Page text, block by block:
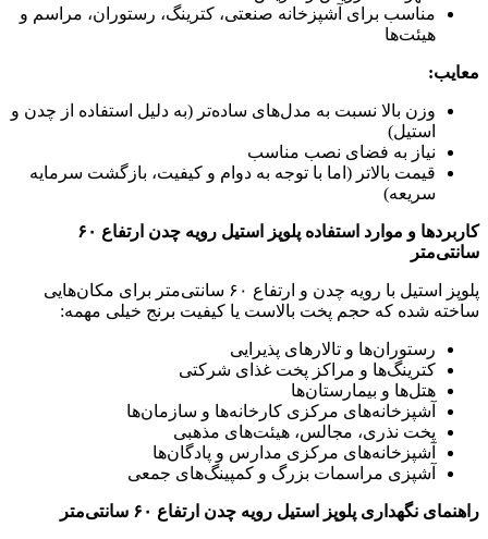
مناسب برای آشپزخانه صنعتی، کترینگ، رستوران، مراسم و
هیئت‌ها
معایب:
وزن بالا نسبت به مدل‌های ساده‌تر (به دلیل استفاده از چدن و
استیل)
نیاز به فضای نصب مناسب
قیمت بالاتر (اما با توجه به دوام و کیفیت، بازگشت سرمایه
سریعه)
کاربردها و موارد استفاده پلوپز استیل رویه چدن ارتفاع ۶۰
سانتی‌متر
پلوپز استیل با رویه چدن و ارتفاع ۶۰ سانتی‌متر برای مکان‌هایی
ساخته شده که حجم پخت بالاست یا کیفیت برنج خیلی مهمه:
رستوران‌ها و تالارهای پذیرایی
کترینگ‌ها و مراکز پخت غذای شرکتی
هتل‌ها و بیمارستان‌ها
آشپزخانه‌های مرکزی کارخانه‌ها و سازمان‌ها
پخت نذری، مجالس، هیئت‌های مذهبی
آشپزخانه‌های مرکزی مدارس و پادگان‌ها
آشپزی مراسمات بزرگ و کمپینگ‌های جمعی
راهنمای نگهداری پلوپز استیل رویه چدن ارتفاع ۶۰ سانتی‌متر